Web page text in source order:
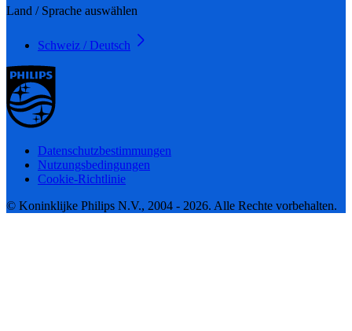
Land / Sprache auswählen
Schweiz / Deutsch
Datenschutzbestimmungen
Nutzungsbedingungen
Cookie-Richtlinie
© Koninklijke Philips N.V., 2004 - 2026. Alle Rechte vorbehalten.